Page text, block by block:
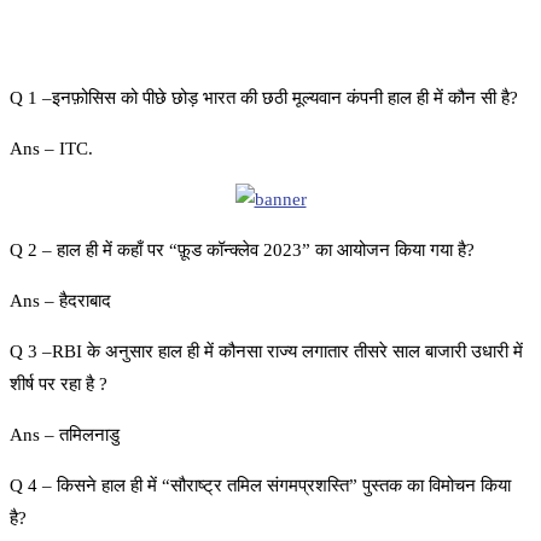
Q 1 –इनफ़ोसिस को पीछे छोड़ भारत की छठी मूल्यवान कंपनी हाल ही में कौन सी है?
Ans – ITC.
Q 2 – हाल ही में कहाँ पर “फ़ूड कॉन्क्लेव 2023” का आयोजन किया गया है?
Ans – हैदराबाद
Q 3 –RBI के अनुसार हाल ही में कौनसा राज्य लगातार तीसरे साल बाजारी उधारी में
शीर्ष पर रहा है ?
Ans – तमिलनाडु
Q 4 – किसने हाल ही में “सौराष्ट्र तमिल संगमप्रशस्ति” पुस्तक का विमोचन किया
है?